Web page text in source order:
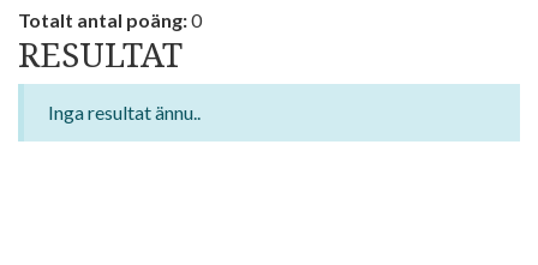
Totalt antal poäng:0
RESULTAT
Inga resultat ännu..